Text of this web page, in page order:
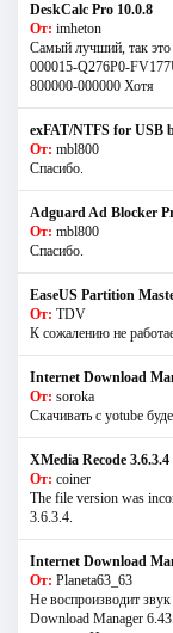
DeskCalc Pro 10.0.8
От: imheton
Самый лучший, так
000015-Q276P0-
800000-000000 Хотя
exFAT/NTFS for USB
От: mbl800
Спасибо.
Adguard Ad Blocker
От: mbl800
Спасибо.
EaseUS Partition
От: TDV
К сожалению не
Internet Download
От: soroka
Скачивать с yotube
XMedia Recode 3.6.3.4
От: coiner
The file version was
3.6.3.4.
Internet Download
От: Planeta63_63
Не воспроизводит
Download Manager